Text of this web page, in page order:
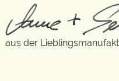
aus der